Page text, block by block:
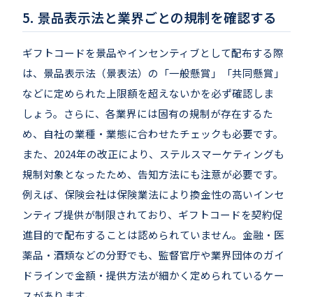
景品表示法と業界ごとの規制を確認する
ギフトコードを景品やインセンティブとして配布する際
は、景品表示法（景表法）の「一般懸賞」「共同懸賞」
などに定められた上限額を超えないかを必ず確認しま
しょう。さらに、各業界には固有の規制が存在するた
め、自社の業種・業態に合わせたチェックも必要です。
また、2024年の改正により、ステルスマーケティングも
規制対象となったため、告知方法にも注意が必要です。
例えば、保険会社は保険業法により換金性の高いインセ
ンティブ提供が制限されており、ギフトコードを契約促
進目的で配布することは認められていません。金融・医
薬品・酒類などの分野でも、監督官庁や業界団体のガイ
ドラインで金額・提供方法が細かく定められているケー